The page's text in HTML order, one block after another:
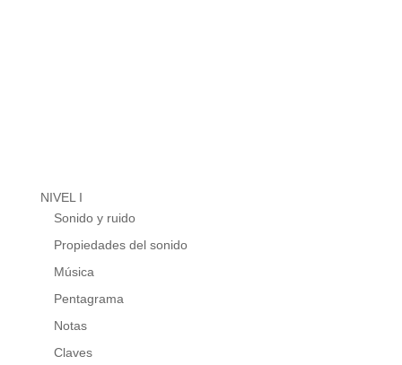
NIVEL I
Sonido y ruido
Propiedades del sonido
Música
Pentagrama
Notas
Claves